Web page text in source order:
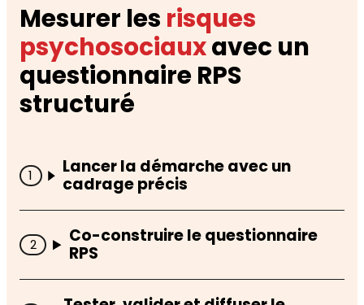
Mesurer les risques
psychosociauxavec un
questionnaire RPS
structuré
Lancer la démarche avec un
cadrage précis
Co-construire le questionnaire
RPS